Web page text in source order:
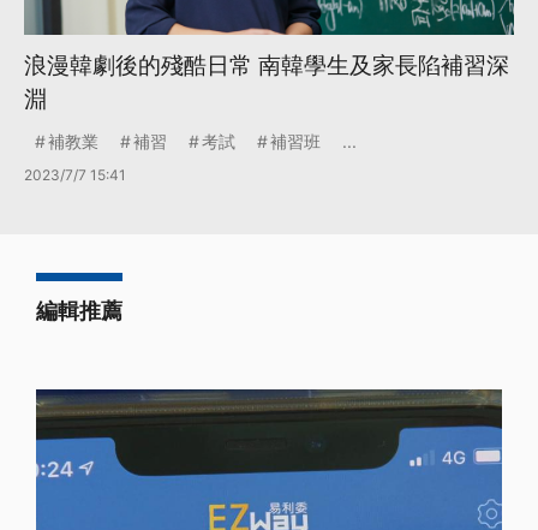
浪漫韓劇後的殘酷日常 南韓學生及家長陷補習深
淵
補教業 補習 考試 補習班 ...
2023/7/7 15:41
編輯推薦